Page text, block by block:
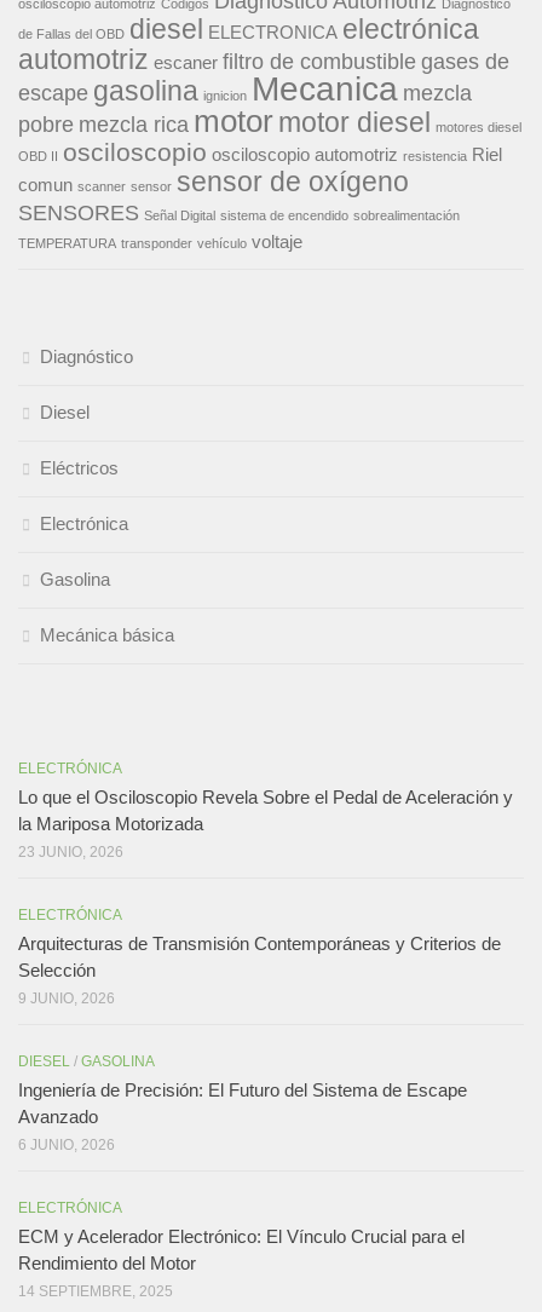
osciloscopio automotriz Códigos Diagnóstico
de Fallas del OBD diesel ELECTRONICA electrónica
automotriz escaner filtro de combustible gases de
escape gasolina ignicion Mecanica mezcla
pobre mezcla rica motormotor diesel
motores diesel
OBD II osciloscopio osciloscopio automotriz resistencia Riel
comun scanner sensor sensor de oxígeno
SENSORES Señal Digital sistema de encendido sobrealimentación
TEMPERATURA transponder vehículo voltaje
Diagnóstico
Diesel
Eléctricos
Electrónica
Gasolina
Mecánica básica
ELECTRÓNICA
Lo que el Osciloscopio Revela Sobre el Pedal de Aceleración y
la Mariposa Motorizada
23 JUNIO, 2026
ELECTRÓNICA
Arquitecturas de Transmisión Contemporáneas y Criterios de
Selección
9 JUNIO, 2026
DIESEL / GASOLINA
Ingeniería de Precisión: El Futuro del Sistema de Escape
Avanzado
6 JUNIO, 2026
ELECTRÓNICA
ECM y Acelerador Electrónico: El Vínculo Crucial para el
Rendimiento del Motor
14 SEPTIEMBRE, 2025